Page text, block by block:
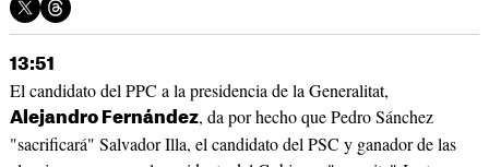
13:51
El candidato del PPC a la presidencia de la Generalitat,
Alejandro Fernández, da por hecho que Pedro Sánchez
"sacrificará" Salvador Illa, el candidato del PSC y ganador de las